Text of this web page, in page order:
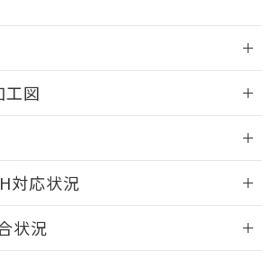
工図
できます。
ログイン/会員登録
対応状況
事項・凡例
状況
び当社の共同利用者が、当社の製
の共同利用者とは、
同利用に関して"
の「1.共同利
す。
令（10物質）の非含有証明書
りません。
指令のフタル酸エステル類４
では、対応完了までの期間は出
対応品が混在することから備考
を記載しておりました。